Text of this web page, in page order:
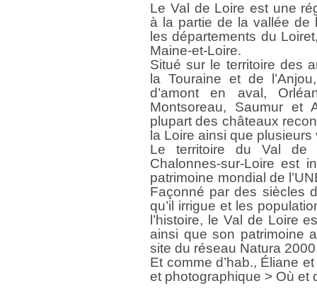
Le Val de Loire est une
à la partie de la vallée de
les départements du
Maine-et-Loire.
Situé sur le territoire des
la Touraine et de
d’amont en aval,
Montsoreau, Saumur et
plupart des châteaux
la Loire ainsi que
Le territoire du Val de
Chalonnes-sur-Loire est
patrimoine mondial de
Façonné par des siècles
qu’il irrigue et les
l’histoire, le Val de Loire
ainsi que son patrimoine
site du réseau Natura
Et comme d’hab., Éliane
et photographique > Où et